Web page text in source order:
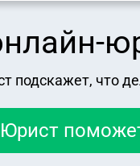
подскажет, что